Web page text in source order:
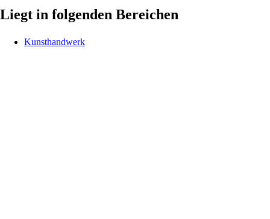
Liegt in folgenden Bereichen
Kunsthandwerk